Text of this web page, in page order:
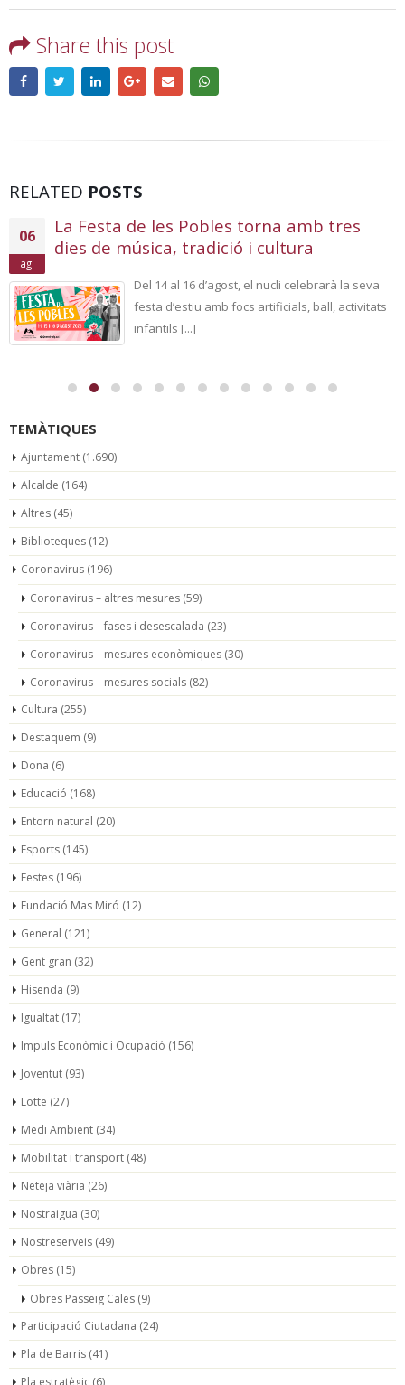
Share this post
RELATED POSTS
06
ag.
La Festa de les Pobles torna amb tres
dies de música, tradició i cultura
Del 14 al 16 d’agost, el nucli celebrarà la seva
festa d’estiu amb focs artificials, ball, activitats
infantils [...]
TEMÀTIQUES
Ajuntament (1.690)
Alcalde (164)
Altres (45)
Biblioteques (12)
Coronavirus (196)
Coronavirus – altres mesures (59)
Coronavirus – fases i desescalada (23)
Coronavirus – mesures econòmiques (30)
Coronavirus – mesures socials (82)
Cultura (255)
Destaquem (9)
Dona (6)
Educació (168)
Entorn natural (20)
Esports (145)
Festes (196)
Fundació Mas Miró (12)
General (121)
Gent gran (32)
Hisenda (9)
Igualtat (17)
Impuls Econòmic i Ocupació (156)
Joventut (93)
Lotte (27)
Medi Ambient (34)
Mobilitat i transport (48)
Neteja viària (26)
Nostraigua (30)
Nostreserveis (49)
Obres (15)
Obres Passeig Cales (9)
Participació Ciutadana (24)
Pla de Barris (41)
Pla estratègic (6)